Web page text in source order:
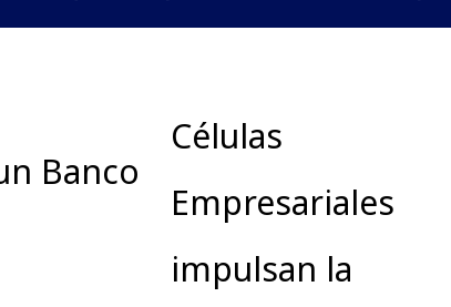
Banco
Células
Empresariales
impulsan la